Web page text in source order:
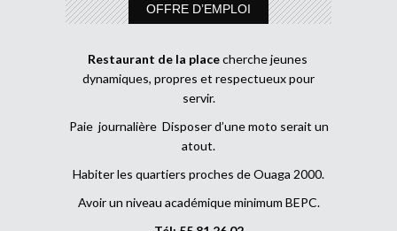
OFFRE D’EMPLOI
Restaurant de la placecherche jeunes
dynamiques, propres et respectueux pour
servir.
Paie journalière Disposer d’une moto serait un
atout.
Habiter les quartiers proches de Ouaga 2000.
Avoir un niveau académique minimum BEPC.